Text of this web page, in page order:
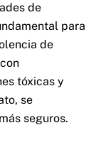
de
para
de
tóxicas y
se
seguros.